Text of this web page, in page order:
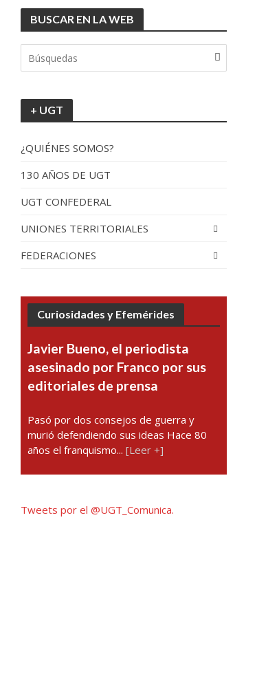
BUSCAR EN LA WEB
+ UGT
¿QUIÉNES SOMOS?
130 AÑOS DE UGT
UGT CONFEDERAL
UNIONES TERRITORIALES
FEDERACIONES
Curiosidades y Efemérides
Javier Bueno, el periodista
asesinado por Franco por sus
editoriales de prensa
Pasó por dos consejos de guerra y
murió defendiendo sus ideas Hace 80
años el franquismo...[Leer +]
Tweets por el @UGT_Comunica.